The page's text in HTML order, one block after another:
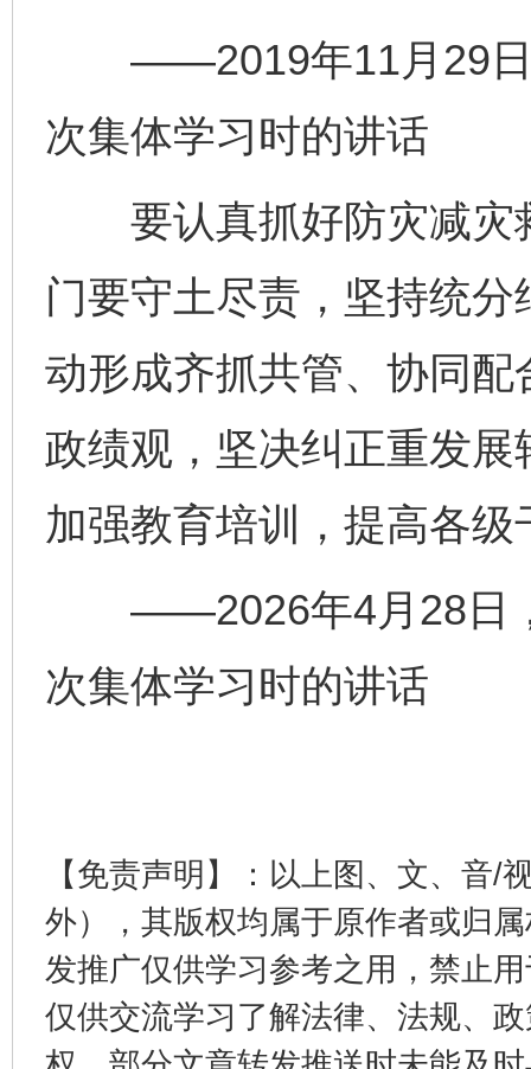
——2019年11月29日
次集体学习时的讲话
要认真抓好防灾减灾
门要守土尽责，坚持统
动形成齐抓共管、协同
政绩观，坚决纠正重发
加强教育培训，提高各
——2026年4月28日，
次集体学习时的讲话
【免责声明】：以上图、文、音/
外），其版权均属于原作者或归
发推广仅供学习参考之用，禁止
仅供交流学习了解法律、法规、
完善运行机制助力责任有效落实 一纸欠